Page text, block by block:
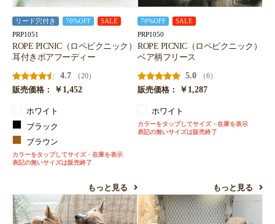
リード穴付き 70%OFF SALE
PRP1051
ROPE PICNIC（ロペピクニック）
耳付きボアフーディー
4.7
（20）
販売価格：
￥1,452
ホワイト
ブラック
ブラウン
カラーをタップしてサイズ・在庫を表示
表記の無いサイズは販売終了
もっと見る
70%OFF SALE
PRP1050
ROPE PICNIC（ロペピクニック）
ベア柄フリース
5.0
（6）
販売価格：
￥1,287
ホワイト
カラーをタップしてサイズ・在庫を表示
表記の無いサイズは販売終了
もっと見る